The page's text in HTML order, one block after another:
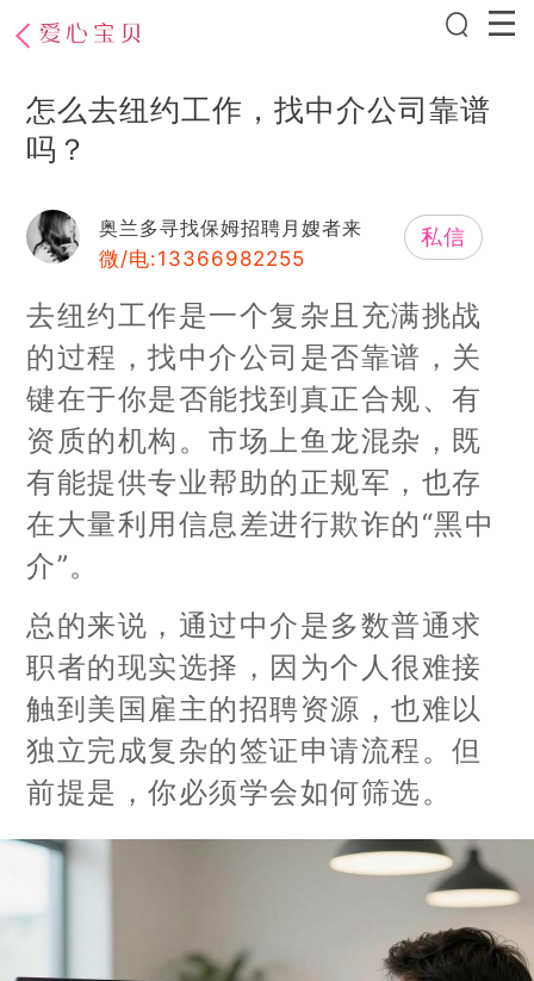
怎么去纽约工作，找中介公司靠谱
吗？
奥兰多寻找保姆招聘月嫂者来
微/电:13366982255
私信
去纽约工作是一个复杂且充满挑战
的过程，找中介公司是否靠谱，关
键在于你是否能找到真正合规、有
资质的机构。市场上鱼龙混杂，既
有能提供专业帮助的正规军，也存
在大量利用信息差进行欺诈的“黑中
介”。
总的来说，通过中介是多数普通求
职者的现实选择，因为个人很难接
触到美国雇主的招聘资源，也难以
独立完成复杂的签证申请流程。但
前提是，你必须学会如何筛选。